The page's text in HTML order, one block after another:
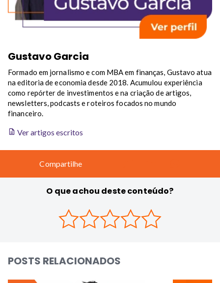
Gustavo Garcia
Formado em jornalismo e com MBA em finanças, Gustavo atua
na editoria de economia desde 2018. Acumulou experiência
como repórter de investimentos e na criação de artigos,
newsletters, podcasts e roteiros focados no mundo
financeiro.
Ver artigos escritos
Compartilhe
O que achou deste conteúdo?
POSTS RELACIONADOS